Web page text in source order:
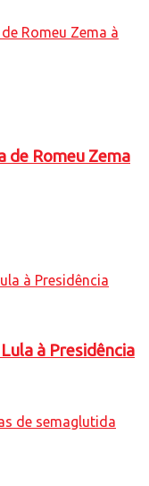
de Romeu Zema
à Presidência